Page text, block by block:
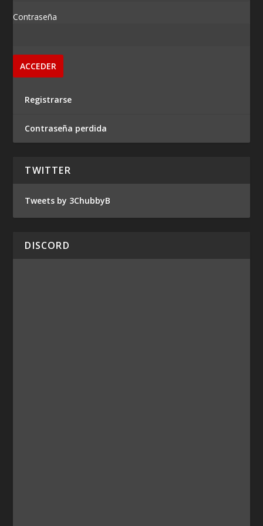
Contraseña
Registrarse
Contraseña perdida
TWITTER
Tweets by 3ChubbyB
DISCORD